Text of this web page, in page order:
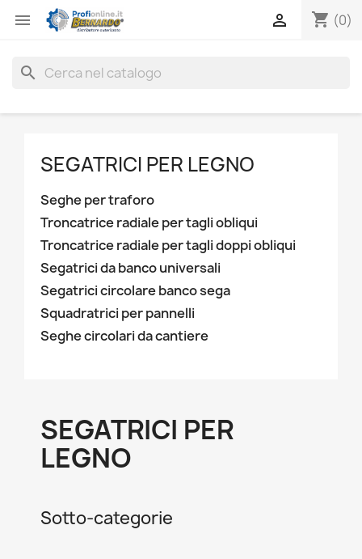
 shopping_cart (0)

search
SEGATRICI PER LEGNO
Seghe per traforo
Troncatrice radiale per tagli obliqui
Troncatrice radiale per tagli doppi obliqui
Segatrici da banco universali
Segatrici circolare banco sega
Squadratrici per pannelli
Seghe circolari da cantiere
SEGATRICI PER
LEGNO
Sotto-categorie